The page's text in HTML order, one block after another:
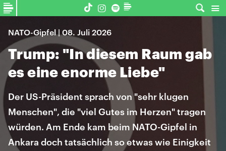
NATO-Gipfel | 08. Juli 2026
Trump: "In diesem Raum gab
es eine enorme Liebe"
Der US-Präsident sprach von "sehr klugen
Menschen", die "viel Gutes im Herzen" tragen
würden. Am Ende kam beim NATO-Gipfel in
Ankara doch tatsächlich so etwas wie Einigkeit